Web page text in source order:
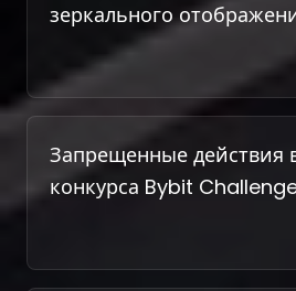
зеркального
Запрещенные действия
конкурса Bybit